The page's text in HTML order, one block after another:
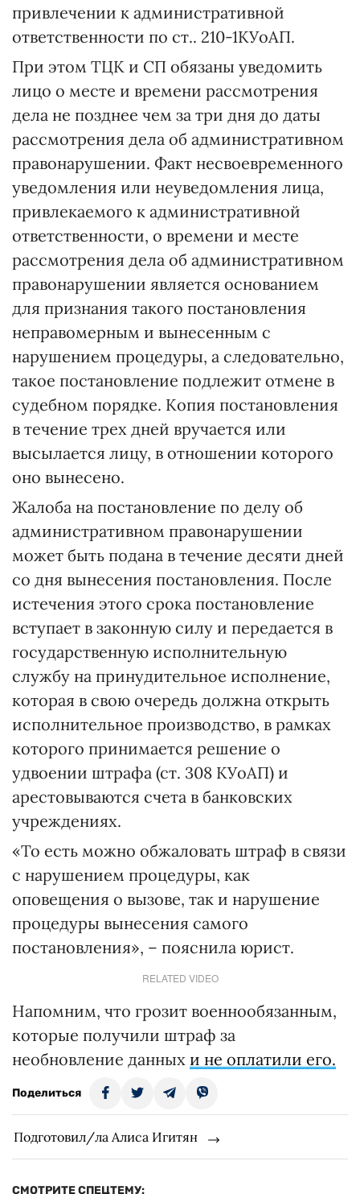
привлечении к административной
ответственности по ст.. 210-1КУоАП.
При этом ТЦК и СП обязаны уведомить
лицо о месте и времени рассмотрения
дела не позднее чем за три дня до даты
рассмотрения дела об административном
правонарушении. Факт несвоевременного
уведомления или неуведомления лица,
привлекаемого к административной
ответственности, о времени и месте
рассмотрения дела об административном
правонарушении является основанием
для признания такого постановления
неправомерным и вынесенным с
нарушением процедуры, а следовательно,
такое постановление подлежит отмене в
судебном порядке. Копия постановления
в течение трех дней вручается или
высылается лицу, в отношении которого
оно вынесено.
Жалоба на постановление по делу об
административном правонарушении
может быть подана в течение десяти дней
со дня вынесения постановления. После
истечения этого срока постановление
вступает в законную силу и передается в
государственную исполнительную
службу на принудительное исполнение,
которая в свою очередь должна открыть
исполнительное производство, в рамках
которого принимается решение о
удвоении штрафа (ст. 308 КУоАП) и
арестовываются счета в банковских
учреждениях.
«То есть можно обжаловать штраф в связи
с нарушением процедуры, как
оповещения о вызове, так и нарушение
процедуры вынесения самого
постановления», – пояснила юрист.
RELATED VIDEO
Напомним, что грозит военнообязанным,
которые получили штраф за
необновление данных и не оплатили его.
Поделиться
Подготовил/ла Алиса Игитян
СМОТРИТЕ СПЕЦТЕМУ: